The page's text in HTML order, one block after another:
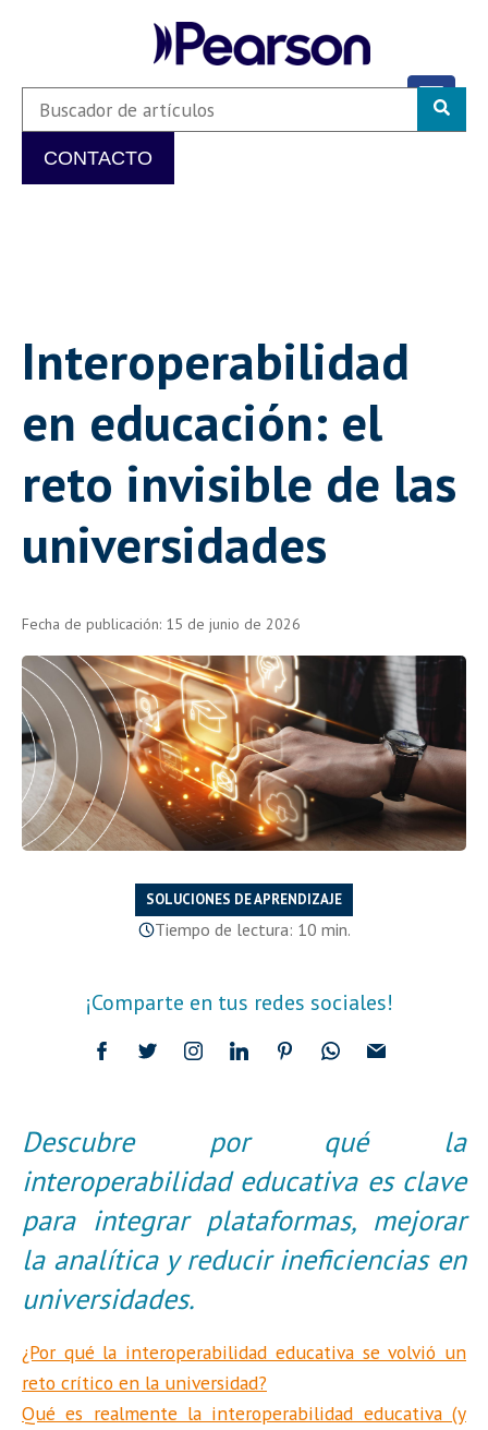
CONTACTO
Interoperabilidad
en educación: el
reto invisible de las
universidades
Fecha de publicación: 15 de junio de 2026
SOLUCIONES DE APRENDIZAJE
Tiempo de lectura: 10 min.
¡Comparte en tus redes sociales!
Descubre por qué la
interoperabilidad educativa es clave
para integrar plataformas, mejorar
la analítica y reducir ineficiencias en
universidades.
¿Por qué la interoperabilidad educativa se volvió un
reto crítico en la universidad?
Qué es realmente la interoperabilidad educativa (y